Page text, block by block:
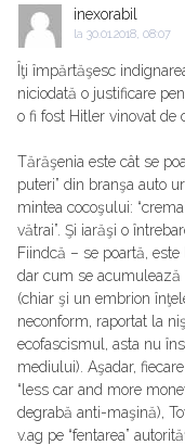
inexorabil
la 30.01.2018, 08:07
Îţi împărtăşesc
niciodată o justificare
o fi fost Hitler vinovat de
Tărăşenia este cât se
puteri” din branşa auto
mintea cocoşului:
vătrai”. Şi iarăşi o
Fiindcă – se poartă,
dar cum se acumulează
(chiar şi un embrion
neconform, raportat la
ecofascismul, asta nu
mediului). Aşadar,
“less car and more
degrabă anti-maşină),
v.ag pe “fentarea”